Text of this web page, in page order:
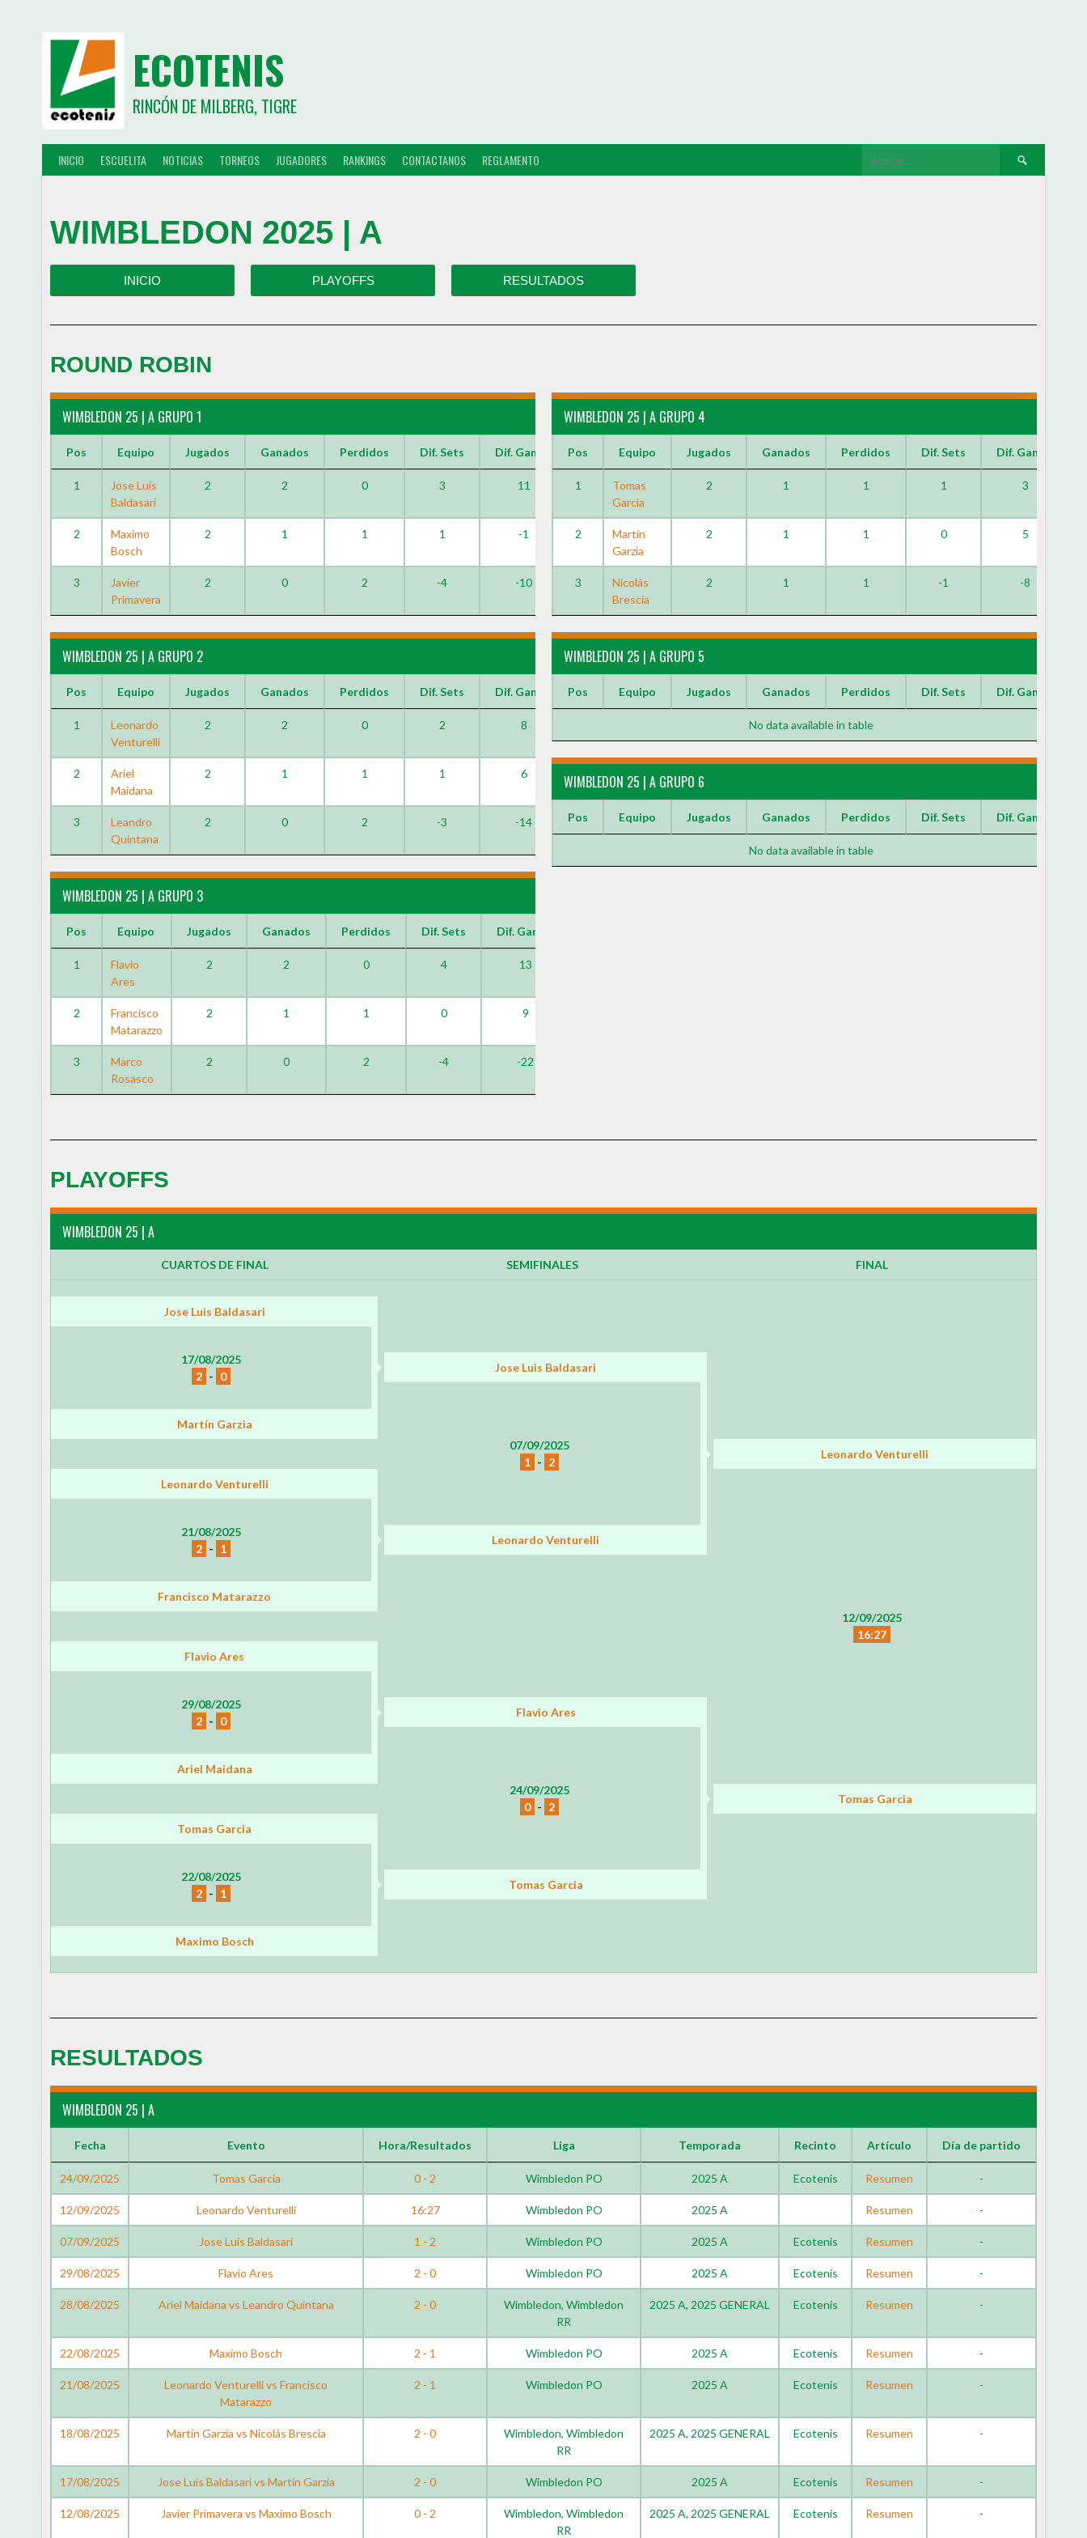
ECOTENIS
RINCÓN DE MILBERG, TIGRE
INICIO ESCUELITA NOTICIAS TORNEOS JUGADORES RANKINGS CONTACTANOS REGLAMENTO
WIMBLEDON 2025 | A
INICIO PLAYOFFS RESULTADOS
ROUND ROBIN
WIMBLEDON 25 | A GRUPO 1
Pos Equipo Jugados Ganados Perdidos Dif. Sets Dif. Games
1
Jose Luis
Baldasari
2 2 0 3 11
2
Maximo
Bosch
2 1 1 1 -1
3
Javier
Primavera
2 0 2 -4 -10
WIMBLEDON 25 | A GRUPO 2
Pos Equipo Jugados Ganados Perdidos Dif. Sets Dif. Games
1
Leonardo
Venturelli
2 2 0 2 8
2
Ariel
Maidana
2 1 1 1 6
3
Leandro
Quintana
2 0 2 -3 -14
WIMBLEDON 25 | A GRUPO 3
Pos Equipo Jugados Ganados Perdidos Dif. Sets Dif. Games
1
Flavio
Ares
2 2 0 4 13
2
Francisco
Matarazzo
2 1 1 0 9
3
Marco
Rosasco
2 0 2 -4 -22
WIMBLEDON 25 | A GRUPO 4
Pos Equipo Jugados Ganados Perdidos Dif. Sets Dif. Games
1
Tomas
Garcia
2 1 1 1 3
2
Martín
Garzia
2 1 1 0 5
3
Nicolás
Brescia
2 1 1 -1 -8
WIMBLEDON 25 | A GRUPO 5
Pos Equipo Jugados Ganados Perdidos Dif. Sets Dif. Games
No data available in table
WIMBLEDON 25 | A GRUPO 6
Pos Equipo Jugados Ganados Perdidos Dif. Sets Dif. Games
No data available in table
PLAYOFFS
WIMBLEDON 25 | A
CUARTOS DE FINAL SEMIFINALES FINAL
Jose Luis Baldasari
17/08/2025
2 - 0
Jose Luis Baldasari
07/09/2025
1 - 2
Martín Garzia
Leonardo Venturelli
Leonardo Venturelli
12/09/2025
16:27
21/08/2025
2 - 1
Leonardo Venturelli
Francisco Matarazzo
Flavio Ares
29/08/2025
2 - 0
Flavio Ares
24/09/2025
0 - 2
Ariel Maidana
Tomas Garcia
Tomas Garcia
22/08/2025
2 - 1
Tomas Garcia
Maximo Bosch
RESULTADOS
WIMBLEDON 25 | A
Fecha Evento Hora/Resultados Liga Temporada Recinto Artículo Día de partido
24/09/2025 Tomas Garcia 0 - 2 Wimbledon PO 2025 A Ecotenis Resumen -
12/09/2025 Leonardo Venturelli 16:27 Wimbledon PO 2025 A Resumen -
07/09/2025 Jose Luis Baldasari 1 - 2 Wimbledon PO 2025 A Ecotenis Resumen -
29/08/2025 Flavio Ares 2 - 0 Wimbledon PO 2025 A Ecotenis Resumen -
28/08/2025 Ariel Maidana vs Leandro Quintana 2 - 0
Wimbledon, Wimbledon
RR
2025 A, 2025 GENERAL Ecotenis Resumen -
22/08/2025 Maximo Bosch 2 - 1 Wimbledon PO 2025 A Ecotenis Resumen -
21/08/2025
Leonardo Venturelli vs Francisco
Matarazzo
2 - 1 Wimbledon PO 2025 A Ecotenis Resumen -
18/08/2025 Martín Garzia vs Nicolás Brescia 2 - 0
Wimbledon, Wimbledon
RR
2025 A, 2025 GENERAL Ecotenis Resumen -
17/08/2025 Jose Luis Baldasari vs Martín Garzia 2 - 0 Wimbledon PO 2025 A Ecotenis Resumen -
12/08/2025 Javier Primavera vs Maximo Bosch 0 - 2
Wimbledon, Wimbledon
RR
2025 A, 2025 GENERAL Ecotenis Resumen -